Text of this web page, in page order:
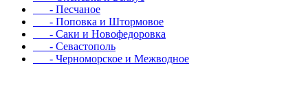
- Песчаное
- Поповка и Штормовое
- Саки и Новофедоровка
- Севастополь
- Черноморское и Межводное